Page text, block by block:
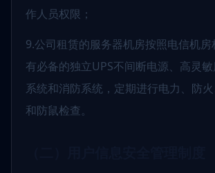
作人员权限；
9.公司租赁的服务器机房按照电信机房
有必备的独立UPS不间断电源、高灵
系统和消防系统，定期进行电力、防
和防鼠检查。